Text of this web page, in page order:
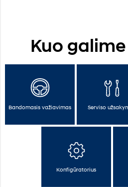
Kuo
Bandomasis važiavimas Serviso
Konfigūratorius